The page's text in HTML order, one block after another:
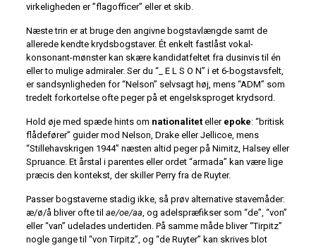
virkeligheden er ”flagofficer” eller et skib.
Næste trin er at bruge den angivne bogstavlængde samt de
allerede kendte krydsbogstaver. Ét enkelt fastlåst vokal-
konsonant-mønster kan skære kandidatfeltet fra dusinvis til én
eller to mulige admiraler. Ser du “_ E L S O N” i et 6-bogstavsfelt,
er sandsynligheden for “Nelson” selvsagt høj, mens “ADM” som
tredelt forkortelse ofte peger på et engelsksproget krydsord.
Hold øje med spæde hints om nationaliteteller epoke: “britisk
flådefører” guider mod Nelson, Drake eller Jellicoe, mens
“Stillehavskrigen 1944” næsten altid peger på Nimitz, Halsey eller
Spruance. Et årstal i parentes eller ordet “armada” kan være lige
præcis den kontekst, der skiller Perry fra de Ruyter.
Passer bogstaverne stadig ikke, så prøv alternative stavemåder:
æ/ø/å bliver ofte til ae/oe/aa, og adelspræfikser som “de”, “von”
eller “van” udelades undertiden. På samme måde bliver “Tirpitz”
nogle gange til “von Tirpitz”, og “de Ruyter” kan skrives blot